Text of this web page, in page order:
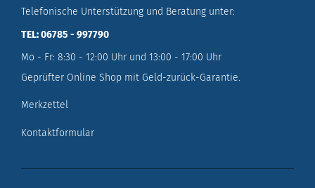
Telefonische Unterstützung und Beratung unter:
TEL: 06785 - 997790
Mo - Fr: 8:30 - 12:00 Uhr und 13:00 - 17:00 Uhr
Geprüfter Online Shop mit Geld-zurück-Garantie.
Merkzettel
Kontaktformular